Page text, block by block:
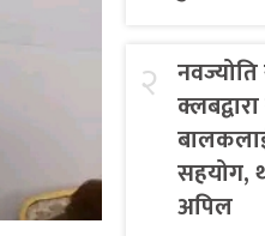
२
सहयोग,
अपिल